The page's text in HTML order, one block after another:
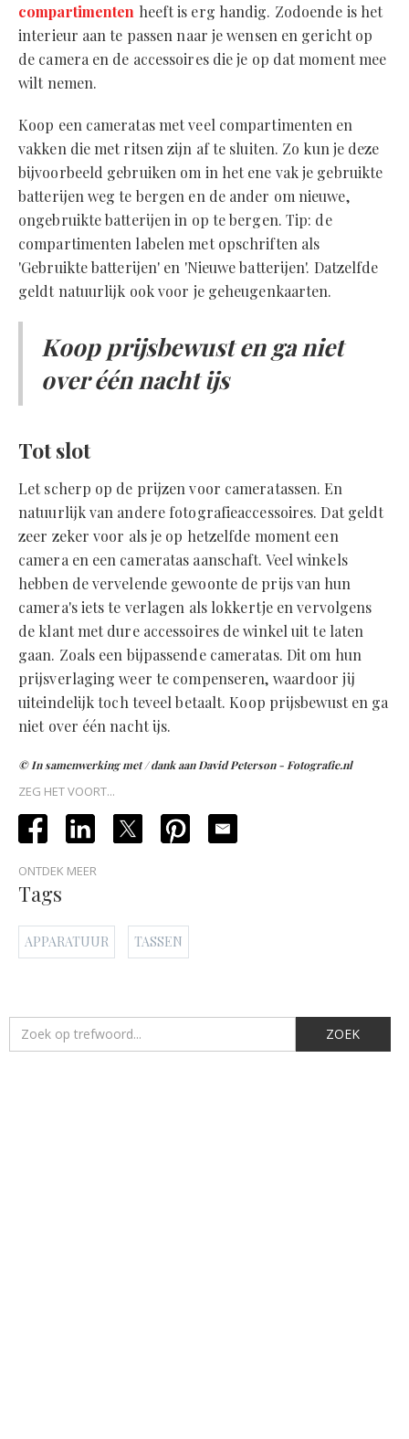
compartimenten heeft is erg handig. Zodoende is het
interieur aan te passen naar je wensen en gericht op
de camera en de accessoires die je op dat moment mee
wilt nemen.
Koop een cameratas met veel compartimenten en
vakken die met ritsen zijn af te sluiten. Zo kun je deze
bijvoorbeeld gebruiken om in het ene vak je gebruikte
batterijen weg te bergen en de ander om nieuwe,
ongebruikte batterijen in op te bergen. Tip: de
compartimenten labelen met opschriften als
'Gebruikte batterijen' en 'Nieuwe batterijen'. Datzelfde
geldt natuurlijk ook voor je geheugenkaarten.
Koop prijsbewust en ga niet
over één nacht ijs
Tot slot
Let scherp op de prijzen voor cameratassen. En
natuurlijk van andere fotografieaccessoires. Dat geldt
zeer zeker voor als je op hetzelfde moment een
camera en een cameratas aanschaft. Veel winkels
hebben de vervelende gewoonte de prijs van hun
camera's iets te verlagen als lokkertje en vervolgens
de klant met dure accessoires de winkel uit te laten
gaan. Zoals een bijpassende cameratas. Dit om hun
prijsverlaging weer te compenseren, waardoor jij
uiteindelijk toch teveel betaalt. Koop prijsbewust en ga
niet over één nacht ijs.
© In samenwerking met / dank aan David Peterson - Fotografie.nl
ZEG HET VOORT...
ONTDEK MEER
Tags
APPARATUUR TASSEN